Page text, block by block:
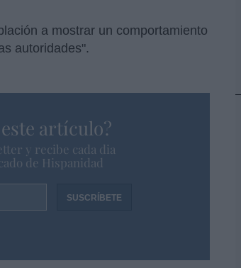
a mostrar un comportamiento
autoridades".
artículo?
y recibe cada dia
de Hispanidad